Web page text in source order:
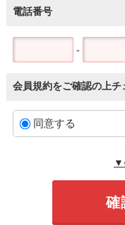
電話番号
-
会員規約をご確認の上
同意する
▼